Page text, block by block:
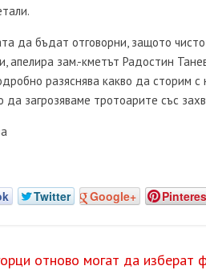
да бъдат отговорни, защото
апелира зам.-кметът Радостин
разяснява какво да сторим
да загрозяваме тротоарите със
Twitter Google+
отново могат да